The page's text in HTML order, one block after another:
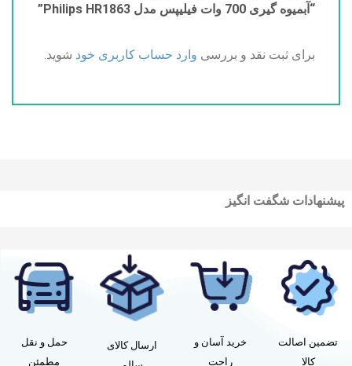
“آبمیوه گیری 700 وات فیلیپس مدل Philips HR1863”
برای ثبت نقد و بررسی وارد حساب کاربری خود شوید.
پیشنهادات شگفت انگیز
تضمین اصالت
کالا
خرید آسان و
راحت
ارسال کالای
حمل و نقل
مطمئن